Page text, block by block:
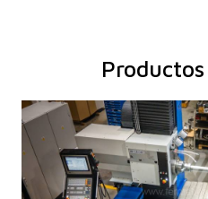
Año de fabricación:
0
Sistema de control
Sí
Sistema de control Heidenhain
Diámetro de trabajo del husillo
Carrera de eje X